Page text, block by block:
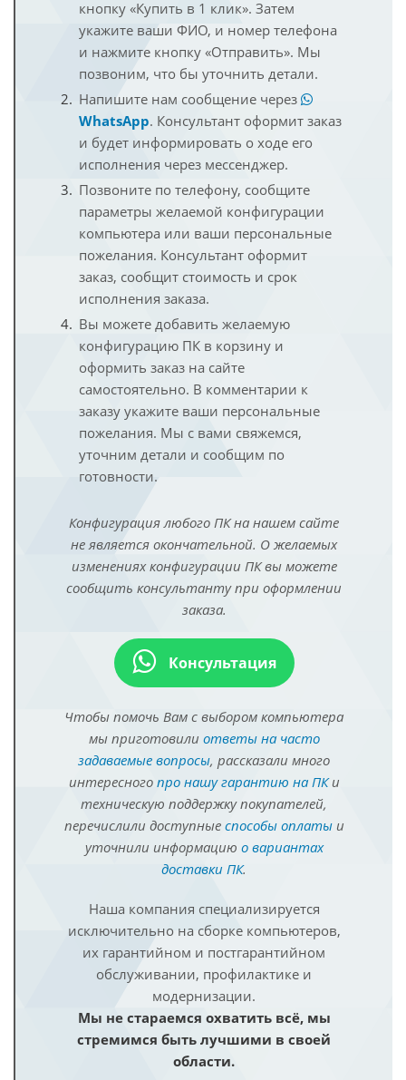
кнопку «Купить в 1 клик». Затем
укажите ваши ФИО, и номер телефона
и нажмите кнопку «Отправить». Мы
позвоним, что бы уточнить детали.
Напишите нам сообщение через
WhatsApp. Консультант оформит заказ
и будет информировать о ходе его
исполнения через мессенджер.
Позвоните по телефону, сообщите
параметры желаемой конфигурации
компьютера или ваши персональные
пожелания. Консультант оформит
заказ, сообщит стоимость и срок
исполнения заказа.
Вы можете добавить желаемую
конфигурацию ПК в корзину и
оформить заказ на сайте
самостоятельно. В комментарии к
заказу укажите ваши персональные
пожелания. Мы с вами свяжемся,
уточним детали и сообщим по
готовности.
Конфигурация любого ПК на нашем сайте
не является окончательной. О желаемых
изменениях конфигурации ПК вы можете
сообщить консультанту при оформлении
заказа.
Консультация
Чтобы помочь Вам с выбором компьютера
мы приготовили ответы на часто
задаваемые вопросы, рассказали много
интересного про нашу гарантию на ПКи
техническую поддержку покупателей,
перечислили доступные способы оплатыи
уточнили информацию о вариантах
доставки ПК.
Наша компания специализируется
исключительно на сборке компьютеров,
их гарантийном и постгарантийном
обслуживании, профилактике и
модернизации.
Мы не стараемся охватить всё, мы
стремимся быть лучшими в своей
области.